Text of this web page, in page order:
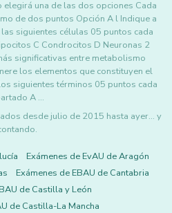
una de las dos opciones Cada
de dos puntos Opción A l Indique a
siguientes células 05 puntos cada
C Condrocitos D Neuronas 2
significativas entre metabolismo
los elementos que constituyen el
siguientes términos 05 puntos cada
A …
desde julio de 2015 hasta ayer... y
Exámenes de EvAU de Aragón
Exámenes de EBAU de Cantabria
de Castilla y León
de Castilla-La Mancha